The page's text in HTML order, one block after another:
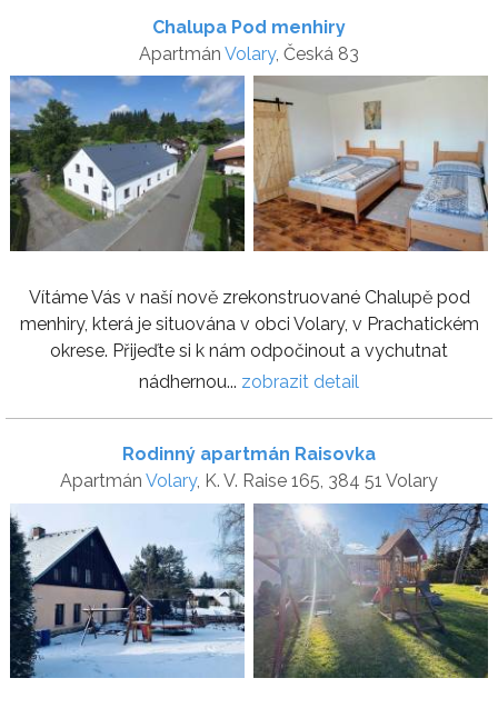
Chalupa Pod menhiry
Apartmán Volary, Česká 83
Vítáme Vás v naší nově zrekonstruované Chalupě pod
menhiry, která je situována v obci Volary, v Prachatickém
okrese. Přijeďte si k nám odpočinout a vychutnat
nádhernou... zobrazit detail
Rodinný apartmán Raisovka
Apartmán Volary, K. V. Raise 165, 384 51 Volary